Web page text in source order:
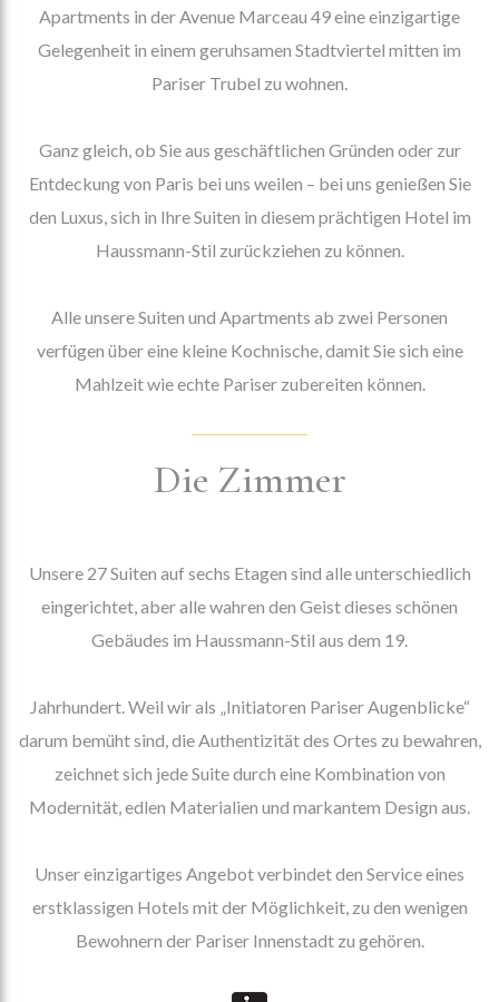
Apartments in der Avenue Marceau 49 eine einzigartige
Gelegenheit in einem geruhsamen Stadtviertel mitten im
Pariser Trubel zu wohnen.
Ganz gleich, ob Sie aus geschäftlichen Gründen oder zur
Entdeckung von Paris bei uns weilen – bei uns genießen Sie
den Luxus, sich in Ihre Suiten in diesem prächtigen Hotel im
Haussmann-Stil zurückziehen zu können.
Alle unsere Suiten und Apartments ab zwei Personen
verfügen über eine kleine Kochnische, damit Sie sich eine
Mahlzeit wie echte Pariser zubereiten können.
Die Zimmer
Unsere 27 Suiten auf sechs Etagen sind alle unterschiedlich
eingerichtet, aber alle wahren den Geist dieses schönen
Gebäudes im Haussmann-Stil aus dem 19.
Jahrhundert.Weil wir als „Initiatoren Pariser Augenblicke“
darum bemüht sind, die Authentizität des Ortes zu bewahren,
zeichnet sich jede Suite durch eine Kombination von
Modernität, edlen Materialien und markantem Design aus.
Unser einzigartiges Angebot verbindet den Service eines
erstklassigen Hotels mit der Möglichkeit, zu den wenigen
Bewohnern der Pariser Innenstadt zu gehören.